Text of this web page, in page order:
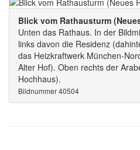
Blick vom Rathausturm
Unten das Rathaus. In der
links davon die Residenz
das Heizkraftwerk München-
Alter Hof). Oben rechts der
Hochhaus).
Bildnummer 40504